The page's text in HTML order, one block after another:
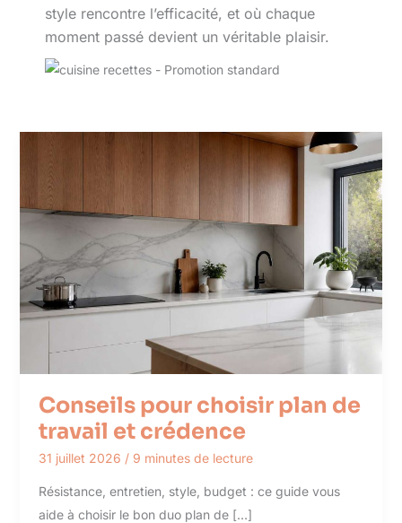
style rencontre l’efficacité, et où chaque
moment passé devient un véritable plaisir.
Conseils pour choisir plan de
travail et crédence
31 juillet 2026 / 9 minutes de lecture
Résistance, entretien, style, budget : ce guide vous
aide à choisir le bon duo plan de […]